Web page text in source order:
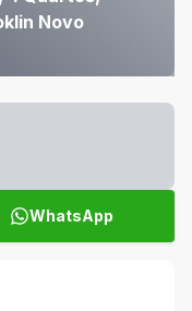
Novo
WhatsApp